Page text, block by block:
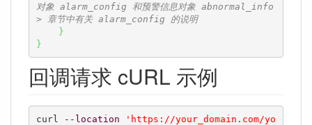
对象 alarm_config 和预警信息对象 abnormal_info
> 章节中有关 alarm_config 的说明
}
}
回调请求 cURL 示例
curl --location
'https://your_domain.com/yo